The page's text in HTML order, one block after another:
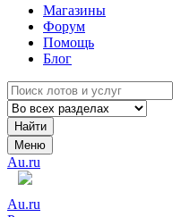
Магазины
Форум
Помощь
Блог
Найти
Меню
Au.ru
Au.ru